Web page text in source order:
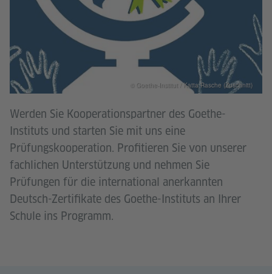
Werden Sie Kooperationspartner des Goethe-
Instituts und starten Sie mit uns eine
Prüfungskooperation. Profitieren Sie von unserer
fachlichen Unterstützung und nehmen Sie
Prüfungen für die international anerkannten
Deutsch-Zertifikate des Goethe-Instituts an Ihrer
Schule ins Programm.
© Goethe-Institut / Katta Rasche (Zuschnitt)